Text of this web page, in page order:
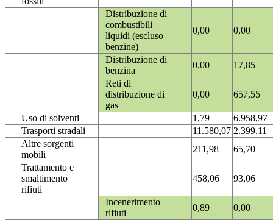
Distribuzione di
combustibili
liquidi (escluso
benzine)
0,00 0,00
Distribuzione di
benzina
0,00
17,85
Reti di
distribuzione di
gas
0,00 657,55
Uso di solventi 1,79
6.958,97
Trasporti stradali
11.580,07 2.399,11
Altre sorgenti
mobili
211,98
65,70
Trattamento e
smaltimento
rifiuti
458,06 93,06
Incenerimento
rifiuti
0,89
0,00